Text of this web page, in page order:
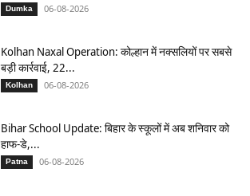
Dumka 06-08-2026
Kolhan Naxal Operation: कोल्हान में नक्सलियों पर सबसे
बड़ी कार्रवाई, 22...
Kolhan 06-08-2026
Bihar School Update: बिहार के स्कूलों में अब शनिवार को
हाफ-डे,...
Patna 06-08-2026